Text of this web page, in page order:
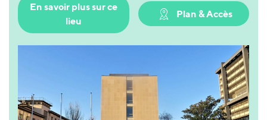
En savoir plus sur ce
lieu
Plan & Accès